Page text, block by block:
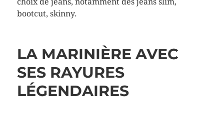
choix de jeans, notamment des jeans slim,
bootcut, skinny.
LA MARINIÈRE AVEC
SES RAYURES
LÉGENDAIRES